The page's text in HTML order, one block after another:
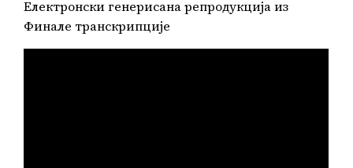
Електронски генерисана репродукција из
Финале транскрипције